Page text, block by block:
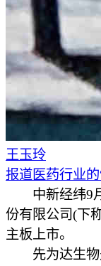
王玉玲
报道医药行业
中新经纬9月
份有限公司(下
主板上市。
先为达生物